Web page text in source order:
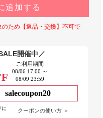
追加する
ため【返品・交換】不可で
開催中／
ご利用期間
08/06 17:00 ～
08/09 23:59
salecoupon20
クーポンの使い方 ＞